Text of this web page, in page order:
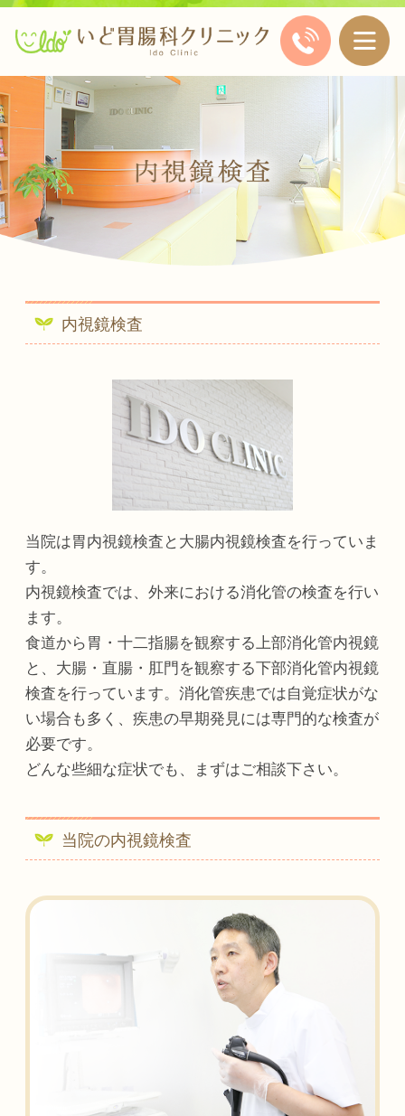
内視鏡検査
当院は胃内視鏡検査と大腸内視鏡検査を行っていま
す。
内視鏡検査では、外来における消化管の検査を行い
ます。
食道から胃・十二指腸を観察する上部消化管内視鏡
と、大腸・直腸・肛門を観察する下部消化管内視鏡
検査を行っています。消化管疾患では自覚症状がな
い場合も多く、疾患の早期発見には専門的な検査が
必要です。
どんな些細な症状でも、まずはご相談下さい。
当院の内視鏡検査